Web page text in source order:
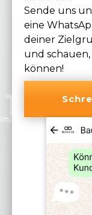
Sende uns
eine
deiner
und
können!